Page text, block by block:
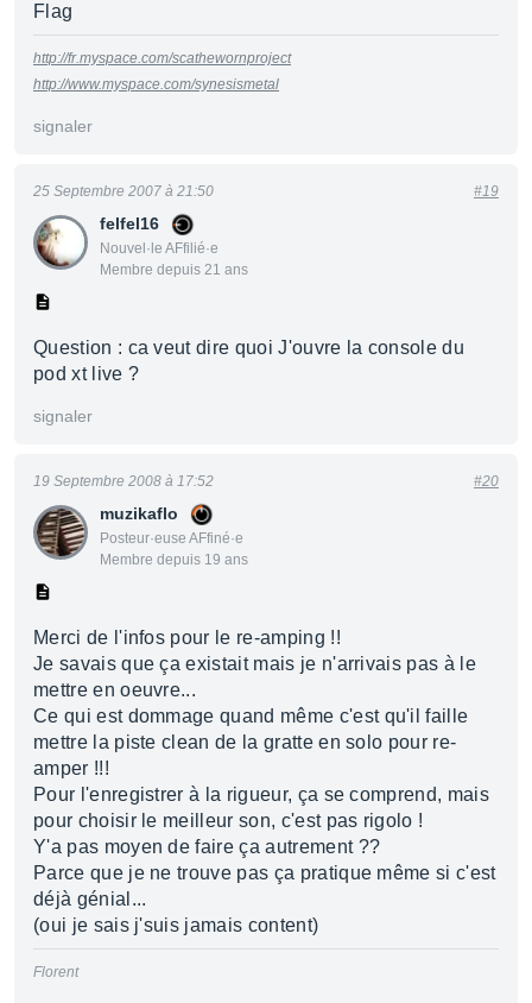
Flag
http://fr.myspace.com/scathewornproject
http://www.myspace.com/synesismetal
signaler
felfel16
Nouvel·le AFfilié·e
Membre depuis 21 ans
25 Septembre 2007 à 21:50 #19
Question : ca veut dire quoi J'ouvre la console du
pod xt live ?
signaler
muzikaflo
Posteur·euse AFfiné·e
Membre depuis 19 ans
19 Septembre 2008 à 17:52 #20
Merci de l'infos pour le re-amping !!
Je savais que ça existait mais je n'arrivais pas à le
mettre en oeuvre...
Ce qui est dommage quand même c'est qu'il faille
mettre la piste clean de la gratte en solo pour re-
amper !!!
Pour l'enregistrer à la rigueur, ça se comprend, mais
pour choisir le meilleur son, c'est pas rigolo !
Y'a pas moyen de faire ça autrement ??
Parce que je ne trouve pas ça pratique même si c'est
déjà génial...
(oui je sais j'suis jamais content)
Florent